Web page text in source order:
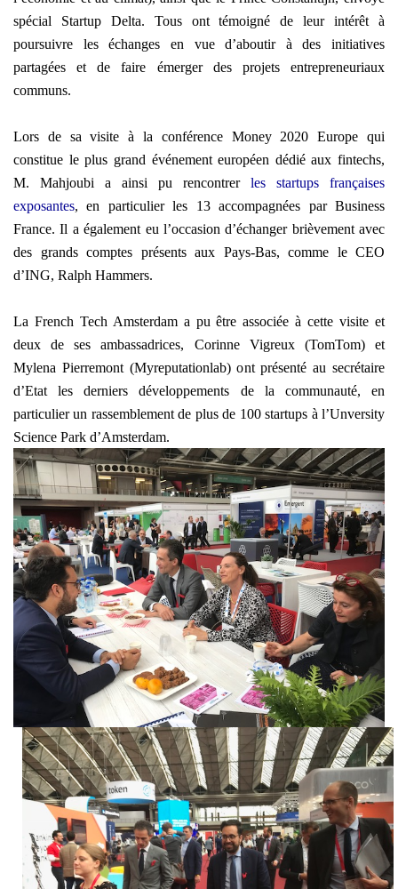
spécial Startup Delta. Tous ont témoigné de leur intérêt à
poursuivre les échanges en vue d’aboutir à des initiatives
partagées et de faire émerger des projets entrepreneuriaux
communs.
Lors de sa visite à la conférence Money 2020 Europe qui
constitue le plus grand événement européen dédié aux fintechs,
M. Mahjoubi a ainsi pu rencontrer les startups françaises
exposantes, en particulier les 13 accompagnées par Business
France. Il a également eu l’occasion d’échanger brièvement avec
des grands comptes présents aux Pays-Bas, comme le CEO
d’ING, Ralph Hammers.
La French Tech Amsterdam a pu être associée à cette visite et
deux de ses ambassadrices, Corinne Vigreux (TomTom) et
Mylena Pierremont (Myreputationlab) ont présenté au secrétaire
d’Etat les derniers développements de la communauté, en
particulier un rassemblement de plus de 100 startups à l’Unversity
Science Park d’Amsterdam.